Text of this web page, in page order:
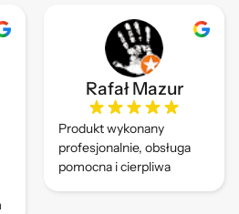
Rafał Mazur
Produkt wykonany
profesjonalnie, obsługa
pomocna i cierpliwa